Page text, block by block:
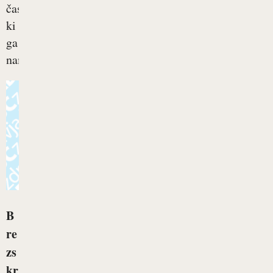
časa,
ki
ga
nameravamo...
B
re
zs